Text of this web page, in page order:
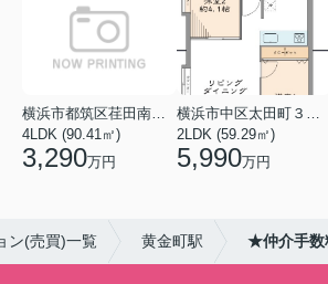
横浜市都筑区荏田南１丁目
4LDK (90.41㎡)
3,290万円
横浜市中区太田町３丁目
2LDK (59.29㎡)
5,990万円
ン(売買)一覧 黄金町駅 ★仲介手数